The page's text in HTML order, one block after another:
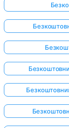
Поки
немає